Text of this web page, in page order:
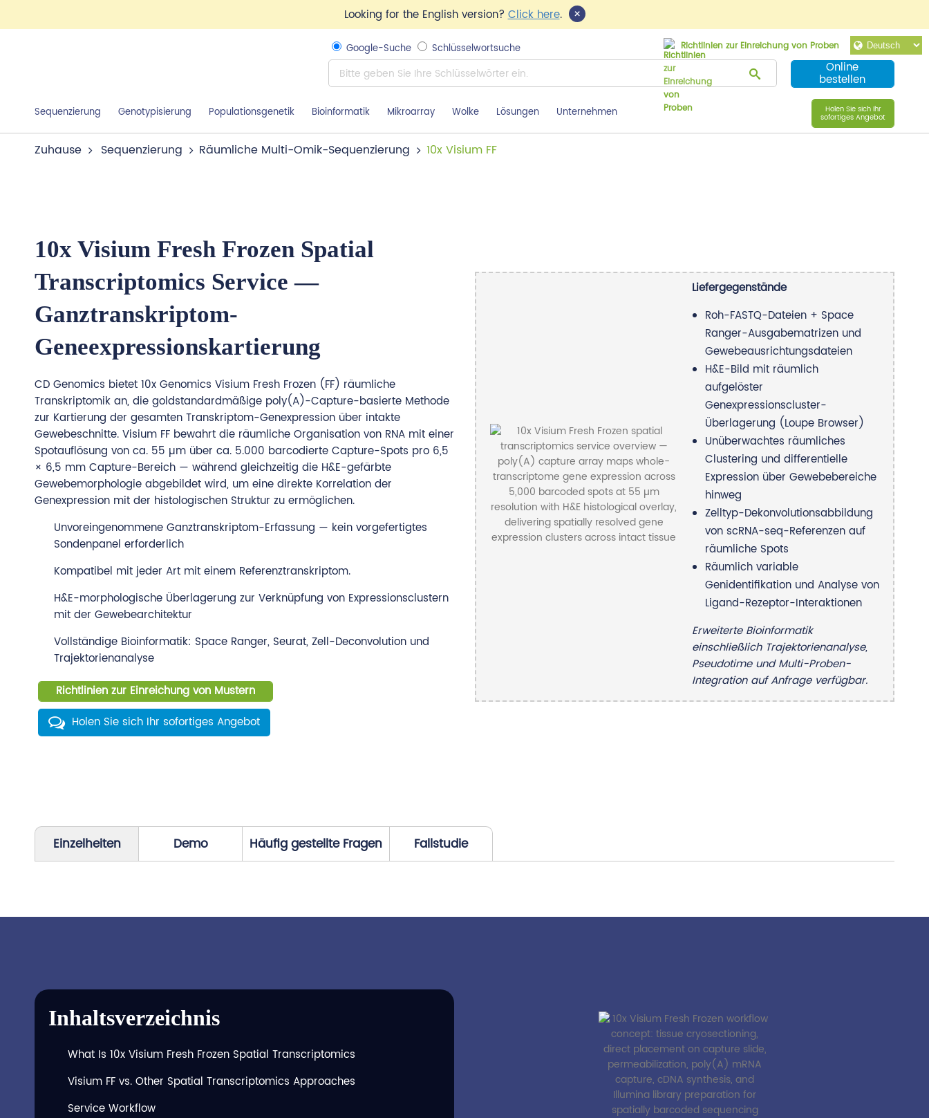
Looking for the English version?Click here. ×
Richtlinien zur Einreichung von Proben
Google-Suche Schlüsselwortsuche
Online
bestellen
Sequenzierung Genotypisierung Populationsgenetik Bioinformatik Mikroarray Wolke Lösungen Unternehmen Holen Sie sich Ihr
sofortiges Angebot
Zuhause Sequenzierung Räumliche Multi-Omik-Sequenzierung 10x Visium FF
10x Visium Fresh Frozen Spatial
Transcriptomics Service —
Ganztranskriptom-
Geneexpressionskartierung
CD Genomics bietet 10x Genomics Visium Fresh Frozen (FF) räumliche
Transkriptomik an, die goldstandardmäßige poly(A)-Capture-basierte Methode
zur Kartierung der gesamten Transkriptom-Genexpression über intakte
Gewebeschnitte. Visium FF bewahrt die räumliche Organisation von RNA mit einer
Spotauflösung von ca. 55 µm über ca. 5.000 barcodierte Capture-Spots pro 6,5
× 6,5 mm Capture-Bereich — während gleichzeitig die H&E-gefärbte
Gewebemorphologie abgebildet wird, um eine direkte Korrelation der
Genexpression mit der histologischen Struktur zu ermöglichen.
Unvoreingenommene Ganztranskriptom-Erfassung — kein vorgefertigtes
Sondenpanel erforderlich
Kompatibel mit jeder Art mit einem Referenztranskriptom.
H&E-morphologische Überlagerung zur Verknüpfung von Expressionsclustern
mit der Gewebearchitektur
Vollständige Bioinformatik: Space Ranger, Seurat, Zell-Deconvolution und
Trajektorienanalyse
Richtlinien zur Einreichung von Mustern
Holen Sie sich Ihr sofortiges Angebot
Liefergegenstände
Roh-FASTQ-Dateien + Space
Ranger-Ausgabematrizen und
Gewebeausrichtungsdateien
H&E-Bild mit räumlich
aufgelöster
Genexpressionscluster-
Überlagerung (Loupe Browser)
Unüberwachtes räumliches
Clustering und differentielle
Expression über Gewebebereiche
hinweg
Zelltyp-Dekonvolutionsabbildung
von scRNA-seq-Referenzen auf
räumliche Spots
Räumlich variable
Genidentifikation und Analyse von
Ligand-Rezeptor-Interaktionen
Erweiterte Bioinformatik
einschließlich Trajektorienanalyse,
Pseudotime und Multi-Proben-
Integration auf Anfrage verfügbar.
Einzelheiten Demo Häufig gestellte Fragen Fallstudie
Inhaltsverzeichnis
What Is 10x Visium Fresh Frozen Spatial Transcriptomics
Visium FF vs. Other Spatial Transcriptomics Approaches
Service Workflow